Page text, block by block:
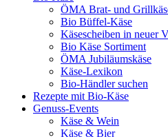
ÖMA Brat- und
Bio Büffel-Käse
Käsescheiben in neuer
Bio Käse Sortiment
ÖMA Jubiläumskäse
Käse-Lexikon
Bio-Händler suchen
Rezepte mit Bio-Käse
Genuss-Events
Käse & Wein
Käse & Bier